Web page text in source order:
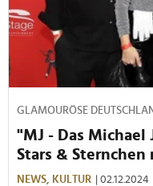
GLAMOURÖSE
"MJ - Das Michael
Stars & Sternchen
NEWS, KULTUR | 02.12.2024